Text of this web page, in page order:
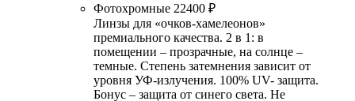
Фотохромные 22400 ₽
Линзы для «очков-хамелеонов»
премиального качества. 2 в 1: в
помещении – прозрачные, на солнце –
темные. Степень затемнения зависит от
уровня УФ-излучения. 100% UV- защита.
Бонус – защита от синего света. Не